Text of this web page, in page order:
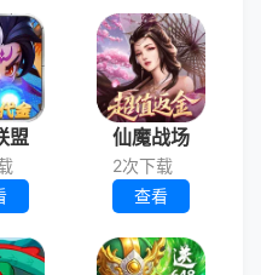
盟 仙魔战场
2次下载
查看